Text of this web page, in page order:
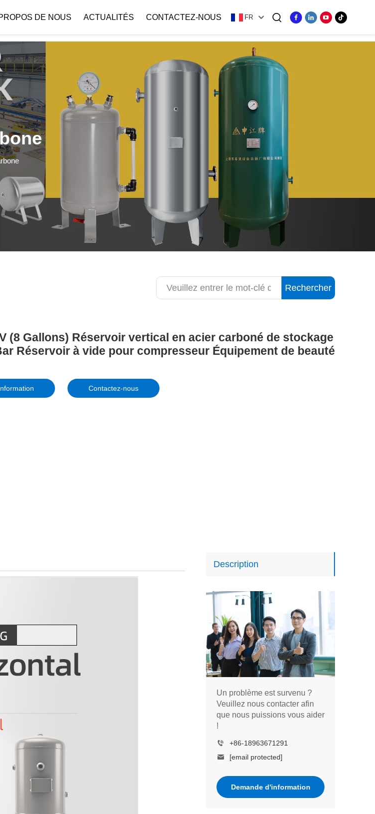
{ images[i].setAttribute('alt', ''); } }
DE NOUS
L’entreprise
ACTUALITÉS CONTACTEZ-NOUS FR
Rechercher
(8 Gallons) Réservoir vertical en acier carboné de stockage
Réservoir à vide pour compresseur Équipement de beauté
Contactez-nous
Description
Un problème est survenu ?
Veuillez nous contacter afin
que nous puissions vous aider
!
+86-18963671291
[email protected]
Demande d'information